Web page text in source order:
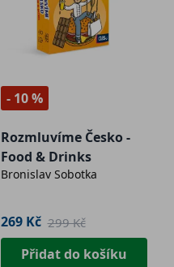
- 10 %
Rozmluvíme Česko -
Food & Drinks
Bronislav Sobotka
269 Kč 299 Kč
Přidat do košíku